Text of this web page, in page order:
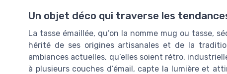
Un objet déco qui traverse les
La tasse émaillée, qu’on la nomme mug ou tasse,
hérité de ses origines artisanales et de la
ambiances actuelles, qu’elles soient rétro,
à plusieurs couches d’émail, capte la lumière et